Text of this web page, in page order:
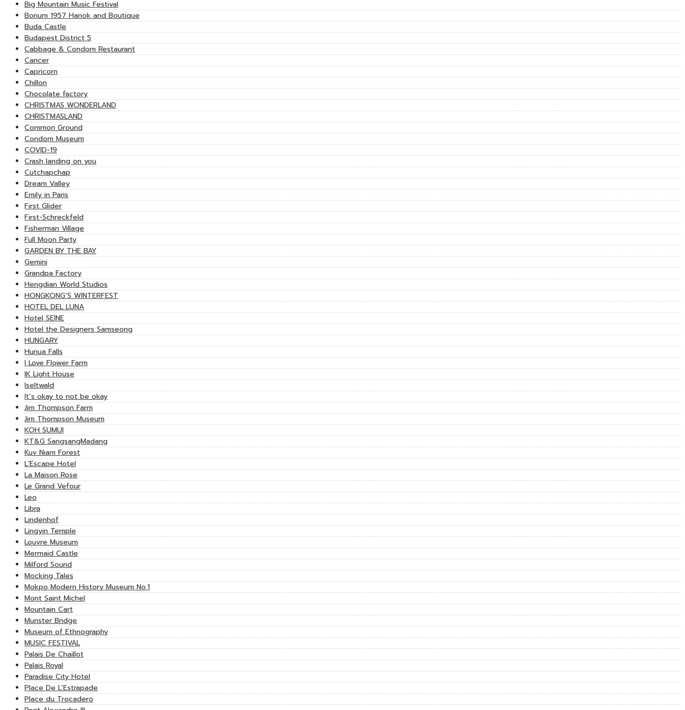
Big Mountain Music Festival
Bonum 1957 Hanok and Boutique
Buda Castle
Budapest District 5
Cabbage & Condom Restaurant
Cancer
Capricorn
Chillon
Chocolate factory
CHRISTMAS WONDERLAND
CHRISTMASLAND
Common Ground
Condom Museum
COVID-19
Crash landing on you
Cutchapchap
Dream Valley
Emily in Paris
First Glider
First-Schreckfeld
Fisherman Village
Full Moon Party
GARDEN BY THE BAY
Gemini
Grandpa Factory
Hengdian World Studios
HONGKONG’S WINTERFEST
HOTEL DEL LUNA
Hotel SEINE
Hotel the Designers Samseong
HUNGARY
Hunua Falls
I Love Flower Farm
IK Light House
Iseltwald
It’s okay to not be okay
Jim Thompson Farm
Jim Thompson Museum
KOH SUMUI
KT&G SangsangMadang
Kuv Niam Forest
L'Escape Hotel
La Maison Rose
Le Grand Vefour
Leo
Libra
Lindenhof
Lingyin Temple
Louvre Museum
Mermaid Castle
Milford Sound
Mocking Tales
Mokpo Modern History Museum No.1
Mont Saint Michel
Mountain Cart
Munster Bridge
Museum of Ethnography
MUSIC FESTIVAL
Palais De Chaillot
Palais Royal
Paradise City Hotel
Place De L’Estrapade
Place du Trocadero